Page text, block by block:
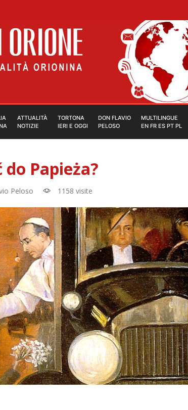
ATTUALITÀ
NOTIZIE
TORTONA
IERI E OGGI
DON FLAVIO
PELOSO
MULTILINGUE
EN FR ES PT PL
do Papieża?
Peloso 1158 visite